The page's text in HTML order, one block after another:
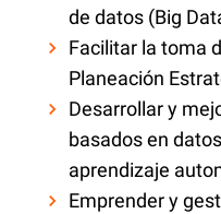
de datos (Big
Facilitar la toma
Planeación
Desarrollar y
basados en
aprendizaje
Emprender y